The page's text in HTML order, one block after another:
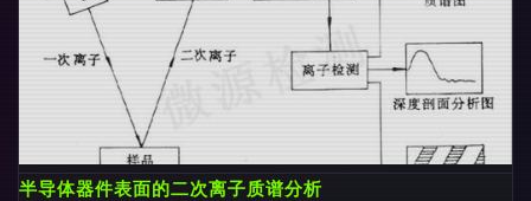
半导体器件表面的二次离子质谱分析